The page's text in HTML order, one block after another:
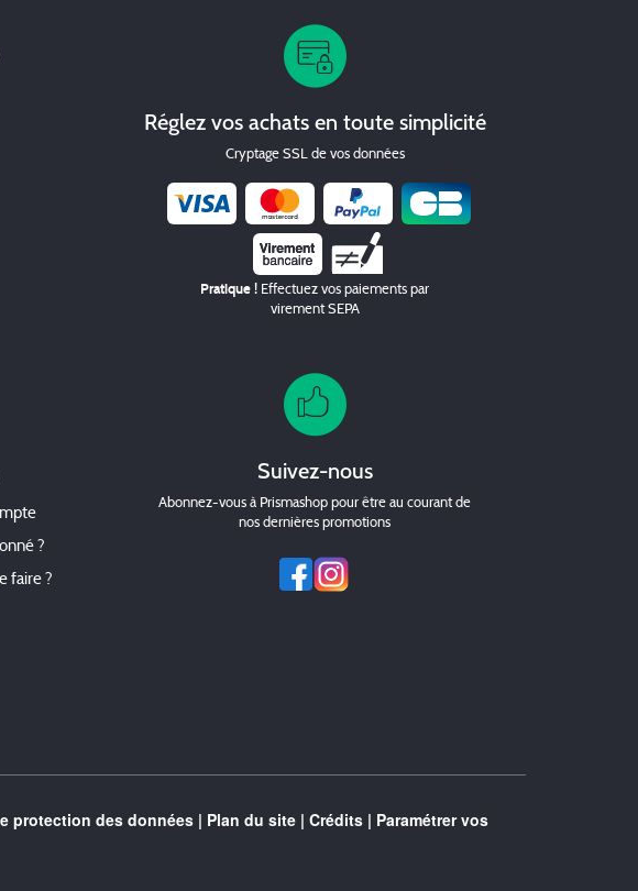
?
faire ?
Réglez vos achats en toute simplicité
Cryptage SSL de vos données
Chèque
Pratique ! Effectuez vos paiements par
virement SEPA
Suivez-nous
Abonnez-vous à Prismashop pour être au courant de
nos dernières promotions
protection des données| Plan du site| Crédits| Paramétrer vos